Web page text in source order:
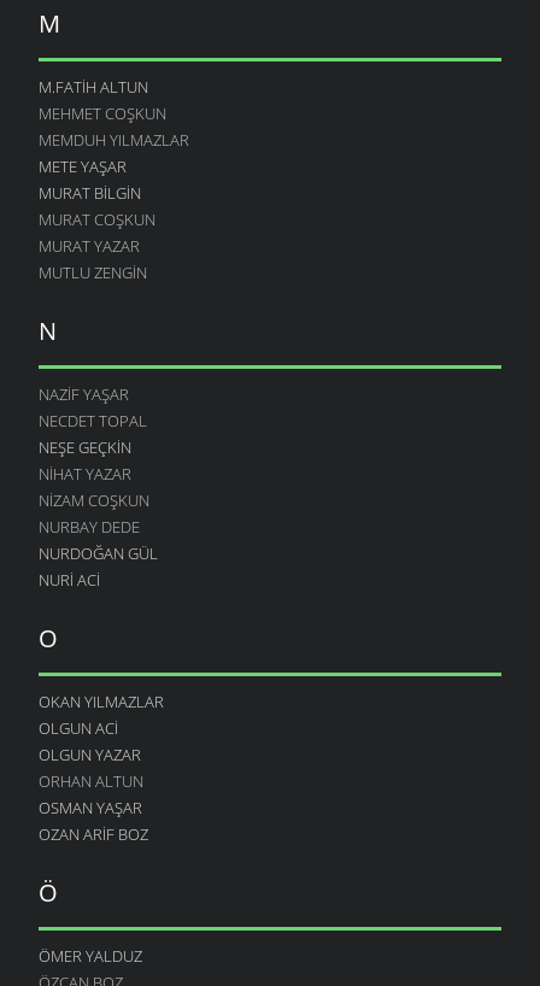
M
M.FATIH ALTUN
MEHMET COŞKUN
MEMDUH YILMAZLAR
METE YAŞAR
MURAT BILGIN
MURAT COŞKUN
MURAT YAZAR
MUTLU ZENGIN
N
NAZIF YAŞAR
NECDET TOPAL
NEŞE GEÇKIN
NIHAT YAZAR
NIZAM COŞKUN
NURBAY DEDE
NURDOĞAN GÜL
NURI ACI
O
OKAN YILMAZLAR
OLGUN ACI
OLGUN YAZAR
ORHAN ALTUN
OSMAN YAŞAR
OZAN ARIF BOZ
Ö
ÖMER YALDUZ